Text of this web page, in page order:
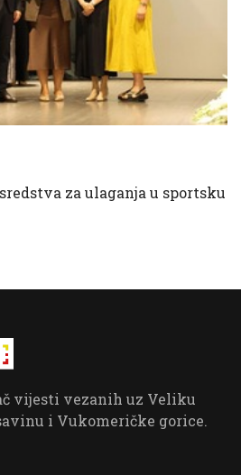
za ulaganja u sportsku
vijesti vezanih uz Veliku
i Vukomeričke gorice.